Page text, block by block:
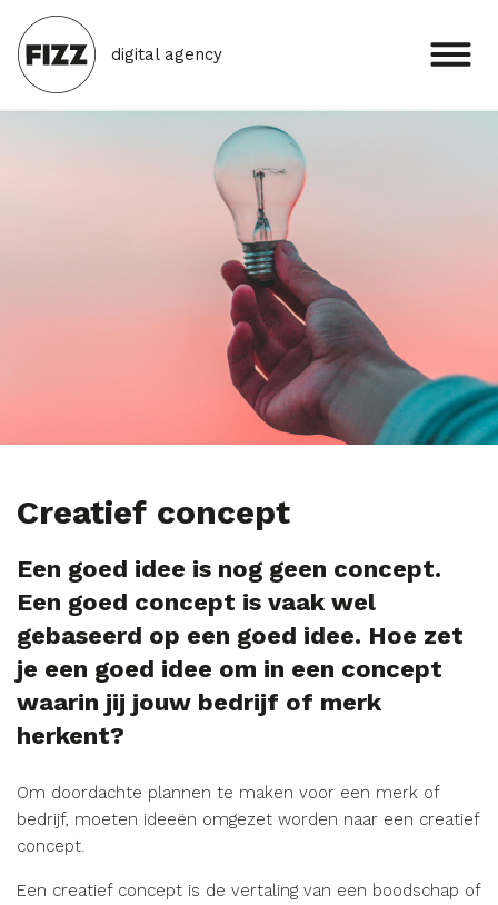
digital agency
Creatief concept
Een goed idee is nog geen concept.
Een goed concept is vaak wel
gebaseerd op een goed idee. Hoe zet
je een goed idee om in een concept
waarin jij jouw bedrijf of merk
herkent?
Om doordachte plannen te maken voor een merk of
bedrijf, moeten ideeën omgezet worden naar een creatief
concept.
Een creatief concept is de vertaling van een boodschap of